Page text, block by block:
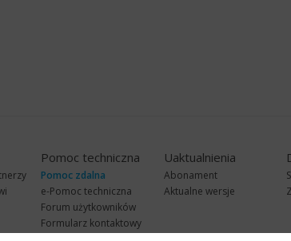
Pomoc techniczna
Pomoc zdalna
e-Pomoc techniczna
Forum użytkowników
Formularz kontaktowy
Uaktualnienia
Abonament
Aktualne wersje